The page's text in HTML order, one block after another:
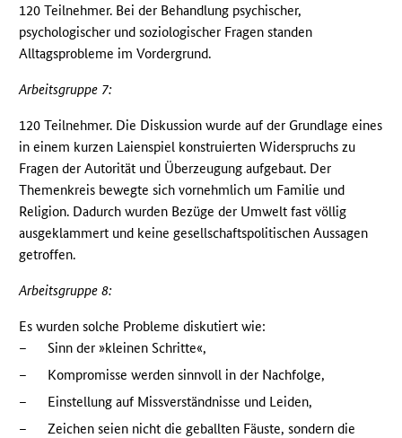
120 Teilnehmer. Bei der Behandlung psychischer,
psychologischer und soziologischer Fragen standen
Alltagsprobleme im Vordergrund.
Arbeitsgruppe 7:
120 Teilnehmer. Die Diskussion wurde auf der Grundlage eines
in einem kurzen Laienspiel konstruierten Widerspruchs zu
Fragen der Autorität und Überzeugung aufgebaut. Der
Themenkreis bewegte sich vornehmlich um Familie und
Religion. Dadurch wurden Bezüge der Umwelt fast völlig
ausgeklammert und keine gesellschaftspolitischen Aussagen
getroffen.
Arbeitsgruppe 8:
Es wurden solche Probleme diskutiert wie:
–
Sinn der »kleinen Schritte«,
–
Kompromisse werden sinnvoll in der Nachfolge,
–
Einstellung auf Missverständnisse und Leiden,
–
Zeichen seien nicht die geballten Fäuste, sondern die